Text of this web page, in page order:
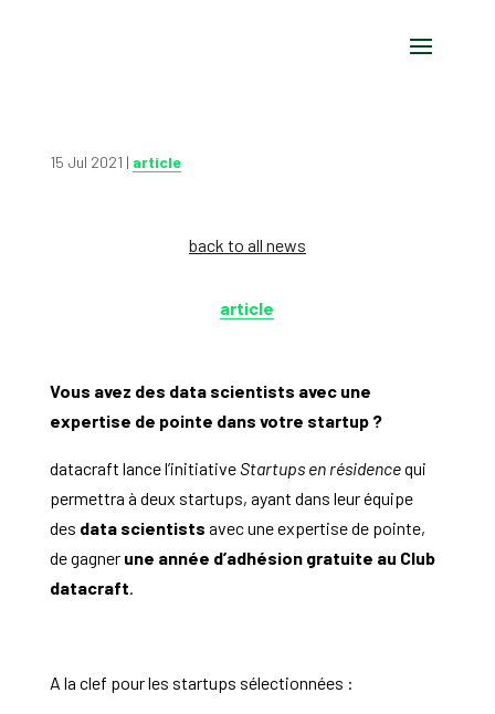
15 Jul 2021 | article
back to all news
article
Vous avez des data scientists avec une
expertise de pointe dans votre startup ?
datacraft lance l’initiativeStartups en résidencequi
permettra à deux startups, ayant dans leur équipe
des data scientists avec une expertise de pointe,
de gagner une année d’adhésion gratuite au Club
datacraft.
A la clef pour les startups sélectionnées :